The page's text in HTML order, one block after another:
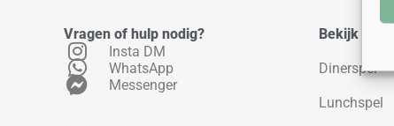
Vragen of hulp nodig?
Insta DM
WhatsApp
Messenger
Bekijk ons
Dinerspel
Lunchspel